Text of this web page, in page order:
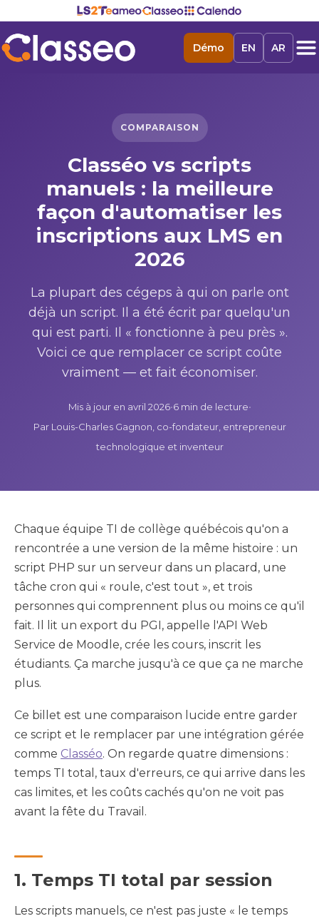
Démo EN AR
COMPARAISON
Classéo vs scripts
manuels : la meilleure
façon d'automatiser les
inscriptions aux LMS en
2026
La plupart des cégeps à qui on parle ont
déjà un script. Il a été écrit par quelqu'un
qui est parti. Il « fonctionne à peu près ».
Voici ce que remplacer ce script coûte
vraiment — et fait économiser.
Mis à jour en avril 2026•6 min de lecture•
Par Louis-Charles Gagnon, co-fondateur, entrepreneur
technologique et inventeur
Chaque équipe TI de collège québécois qu'on a
rencontrée a une version de la même histoire : un
script PHP sur un serveur dans un placard, une
tâche cron qui « roule, c'est tout », et trois
personnes qui comprennent plus ou moins ce qu'il
fait. Il lit un export du PGI, appelle l'API Web
Service de Moodle, crée les cours, inscrit les
étudiants. Ça marche jusqu'à ce que ça ne marche
plus.
Ce billet est une comparaison lucide entre garder
ce script et le remplacer par une intégration gérée
comme Classéo. On regarde quatre dimensions :
temps TI total, taux d'erreurs, ce qui arrive dans les
cas limites, et les coûts cachés qu'on ne voit pas
avant la fête du Travail.
1. Temps TI total par session
Les scripts manuels, ce n'est pas juste « le temps